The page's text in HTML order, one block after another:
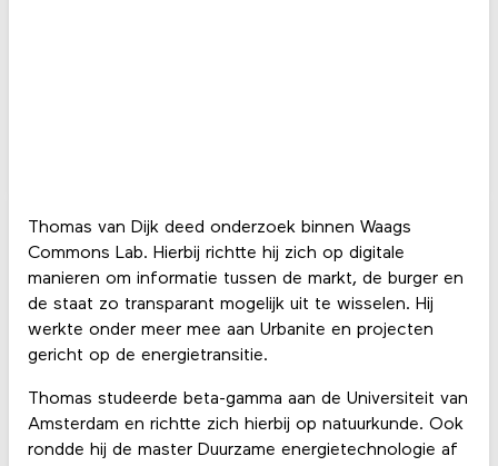
Thomas van Dijk deed onderzoek binnen Waags
Commons Lab. Hierbij richtte hij zich op digitale
manieren om informatie tussen de markt, de burger en
de staat zo transparant mogelijk uit te wisselen. Hij
werkte onder meer mee aan Urbanite en projecten
gericht op de energietransitie.
Thomas studeerde beta-gamma aan de Universiteit van
Amsterdam en richtte zich hierbij op natuurkunde. Ook
rondde hij de master Duurzame energietechnologie af